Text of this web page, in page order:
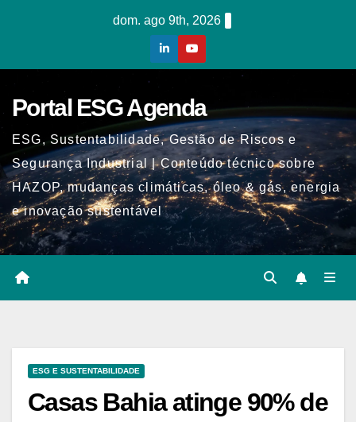
dom. ago 9th, 2026
Portal ESG Agenda
ESG, Sustentabilidade, Gestão de Riscos e
Segurança Industrial | Conteúdo técnico sobre
HAZOP, mudanças climáticas, óleo & gás, energia
e inovação sustentável
ESG E SUSTENTABILIDADE
Casas Bahia atinge 90% de